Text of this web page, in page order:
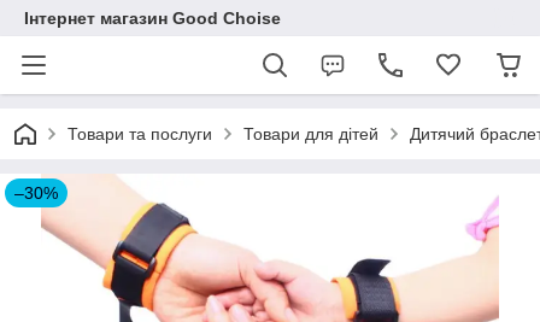
Інтернет магазин Good Choise
Товари та послуги Товари для дітей Дитячий
–30%